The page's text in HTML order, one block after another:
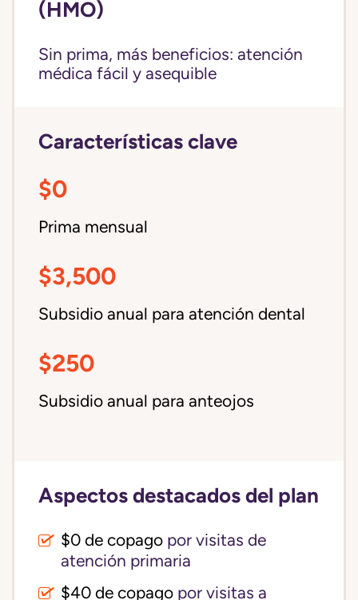
(HMO)
Sin prima, más beneficios: atención
médica fácil y asequible
Características clave
$0
Prima mensual
$3,500
Subsidio anual para atención dental
$250
Subsidio anual para anteojos
Aspectos destacados del plan
$0 de copago por visitas de
atención primaria
$40 de copago por visitas a